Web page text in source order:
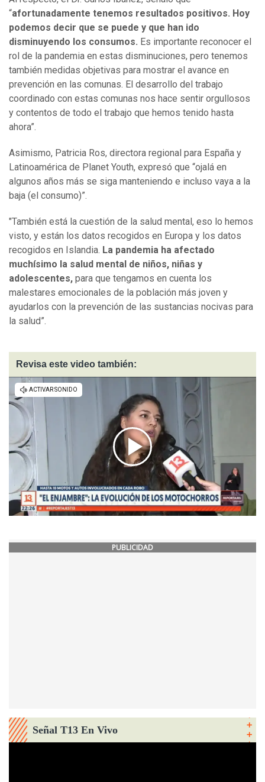
“afortunadamente tenemos resultados positivos. Hoy
podemos decir que se puede y que han ido
disminuyendo los consumos. Es importante reconocer el
rol de la pandemia en estas disminuciones, pero tenemos
también medidas objetivas para mostrar el avance en
prevención en las comunas. El desarrollo del trabajo
coordinado con estas comunas nos hace sentir orgullosos
y contentos de todo el trabajo que hemos tenido hasta
ahora”.
Asimismo, Patricia Ros, directora regional para España y
Latinoamérica de Planet Youth, expresó que “ojalá en
algunos años más se siga manteniendo e incluso vaya a la
baja (el consumo)”.
"También está la cuestión de la salud mental, eso lo hemos
visto, y están los datos recogidos en Europa y los datos
recogidos en Islandia. La pandemia ha afectado
muchísimo la salud mental de niños, niñas y
adolescentes, para que tengamos en cuenta los
malestares emocionales de la población más joven y
ayudarlos con la prevención de las sustancias nocivas para
la salud”.
Revisa este video también:
PUBLICIDAD
Señal T13 En Vivo